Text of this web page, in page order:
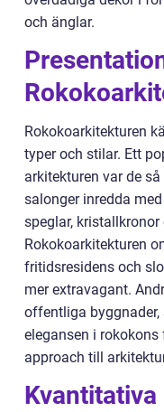
och änglar.
Rokokoarkitekturen
typer och stilar. Ett
arkitekturen var de
salonger inredda
speglar,
Rokokoarkitekturen
fritidsresidens och
mer extravagant.
offentliga
elegansen i
approach till